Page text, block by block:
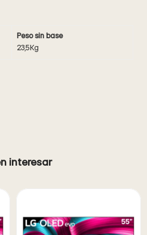
Peso sin base
23,5Kg
interesar